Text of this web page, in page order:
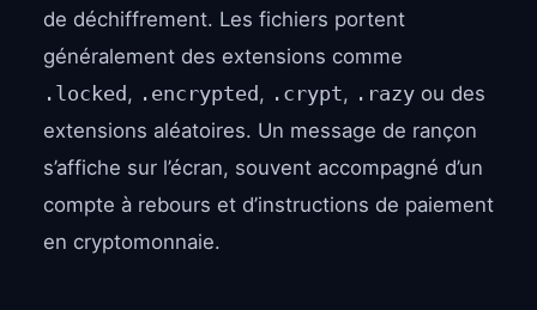
de déchiffrement. Les fichiers portent
généralement des extensions comme
.locked, .encrypted, .crypt, .razy ou des
extensions aléatoires. Un message de rançon
s’affiche sur l’écran, souvent accompagné d’un
compte à rebours et d’instructions de paiement
en cryptomonnaie.